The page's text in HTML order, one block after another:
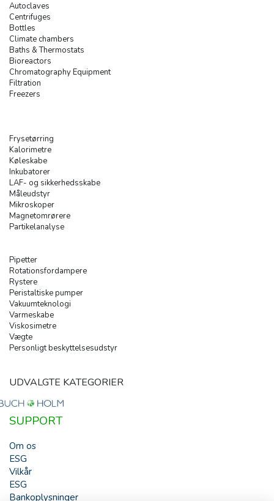
Autoclaves
Centrifuges
Bottles
Climate chambers
Baths & Thermostats
Bioreactors
Chromatography Equipment
Filtration
Freezers
Frysetørring
Kalorimetre
Køleskabe
Inkubatorer
LAF- og sikkerhedsskabe
Måleudstyr
Mikroskoper
Magnetomrørere
Partikelanalyse
Pipetter
Rotationsfordampere
Rystere
Peristaltiske pumper
Vakuumteknologi
Varmeskabe
Viskosimetre
Vægte
Personligt beskyttelsesudstyr
UDVALGTE KATEGORIER
SUPPORT
Om os
ESG
Vilkår
ESG
Bankoplysninger